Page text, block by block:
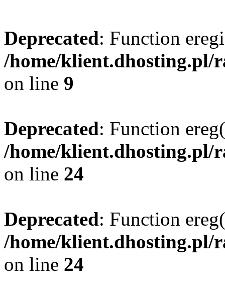
Deprecated: Function
/home/klient.dhosting.pl/
on line 9
Deprecated: Function
/home/klient.dhosting.pl/
on line 24
Deprecated: Function
/home/klient.dhosting.pl/
on line 24